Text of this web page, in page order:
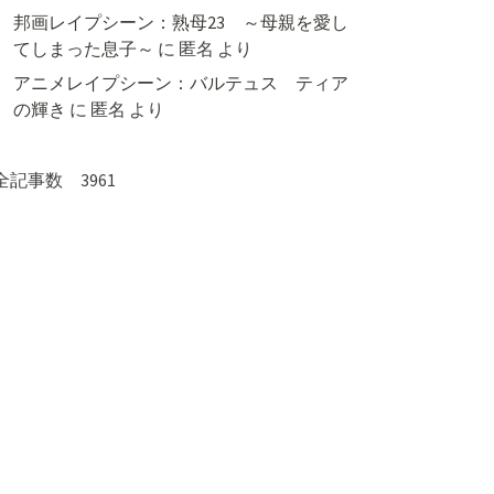
邦画レイプシーン：熟母23 ～母親を愛し
てしまった息子～ に 匿名 より
アニメレイプシーン：バルテュス ティア
の輝き に 匿名 より
記事数 3961